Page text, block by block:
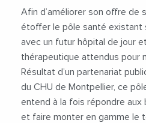
Afin d’améliorer son offre de
étoffer le pôle santé existant
avec un futur hôpital de jour
thérapeutique attendus pour
Résultat d’un partenariat
du CHU de Montpellier, ce
entend à la fois répondre aux
et faire monter en gamme le